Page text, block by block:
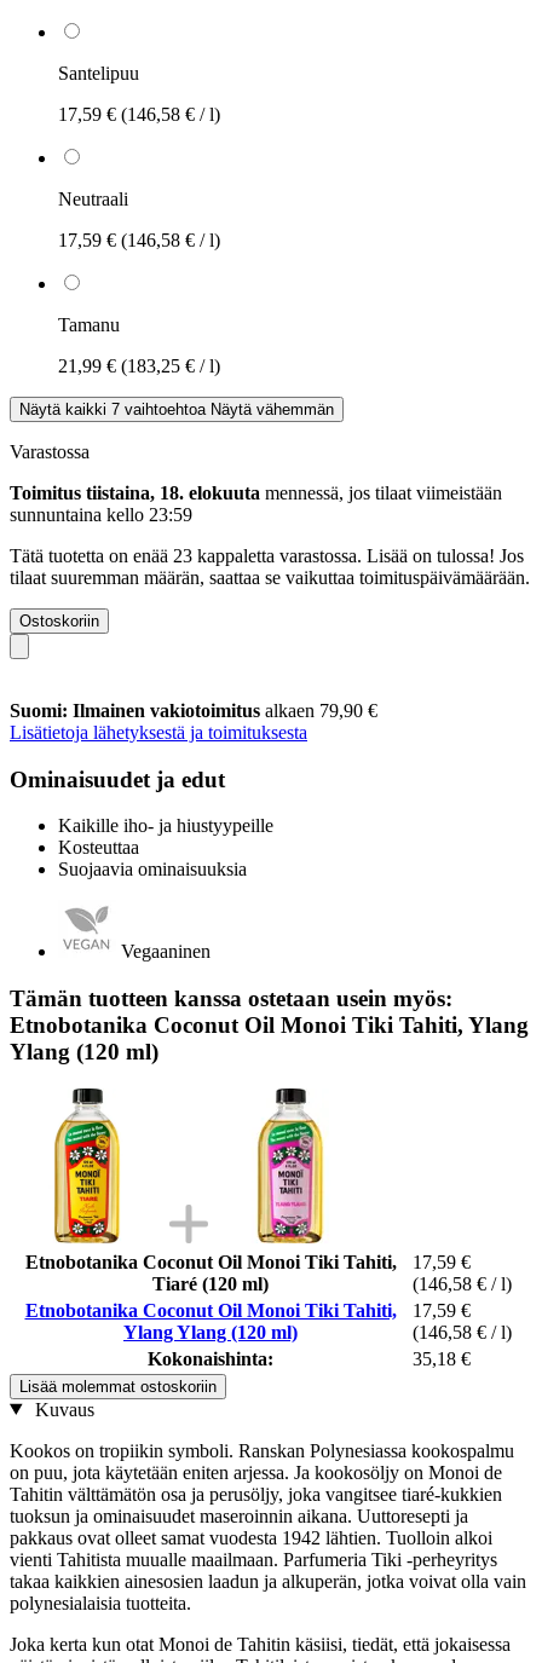
Santelipuu
17,59 € (146,58 € / l)
Neutraali
17,59 € (146,58 € / l)
Tamanu
21,99 € (183,25 € / l)
Näytä kaikki 7 vaihtoehtoa Näytä vähemmän
Varastossa
Toimitus tiistaina, 18. elokuuta mennessä, jos tilaat viimeistään
sunnuntaina kello 23:59
Tätä tuotetta on enää 23 kappaletta varastossa. Lisää on tulossa! Jos
tilaat suuremman määrän, saattaa se vaikuttaa toimituspäivämäärään.
Ostoskoriin
Suomi: Ilmainen vakiotoimitus alkaen 79,90 €
Lisätietoja lähetyksestä ja toimituksesta
Ominaisuudet ja edut
Kaikille iho- ja hiustyypeille
Kosteuttaa
Suojaavia ominaisuuksia
Vegaaninen
Tämän tuotteen kanssa ostetaan usein myös:
Etnobotanika Coconut Oil Monoi Tiki Tahiti, Ylang
Ylang (120 ml)
Etnobotanika Coconut Oil Monoi Tiki Tahiti,
Tiaré (120 ml)
17,59 €
(146,58 € / l)
Etnobotanika Coconut Oil Monoi Tiki Tahiti,
Ylang Ylang (120 ml)
17,59 €
(146,58 € / l)
Kokonaishinta:
35,18 €
Lisää molemmat ostoskoriin
Kuvaus
Kookos on tropiikin symboli. Ranskan Polynesiassa kookospalmu
on puu, jota käytetään eniten arjessa. Ja kookosöljy on Monoi de
Tahitin välttämätön osa ja perusöljy, joka vangitsee tiaré-kukkien
tuoksun ja ominaisuudet maseroinnin aikana. Uuttoresepti ja
pakkaus ovat olleet samat vuodesta 1942 lähtien. Tuolloin alkoi
vienti Tahitista muualle maailmaan. Parfumeria Tiki -perheyritys
takaa kaikkien ainesosien laadun ja alkuperän, jotka voivat olla vain
polynesialaisia tuotteita.
Joka kerta kun otat Monoi de Tahitin käsiisi, tiedät, että jokaisessa